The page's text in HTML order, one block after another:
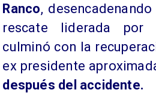
Ranco,
rescate liderada por
culminó con la
ex presidente
después del accidente.